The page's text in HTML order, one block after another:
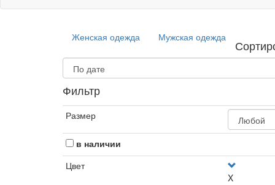
Женская одежда Мужская одежда
Фильтр
Размер
в наличии
Цвет
X